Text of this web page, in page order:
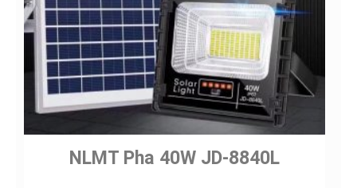
NLMT Pha 40W JD-8840L
Gửi